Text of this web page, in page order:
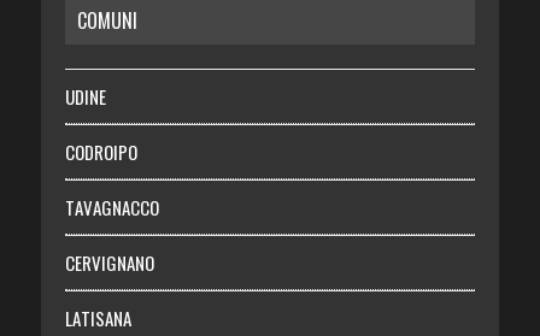
RISPARMIO
SALUTE
Necrologie
Chi siamo
Abbonati
Login
COMUNI
UDINE
CODROIPO
TAVAGNACCO
CERVIGNANO
LATISANA